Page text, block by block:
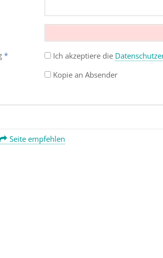
* Ich akzeptiere die
Kopie an Absender
Seite empfehlen